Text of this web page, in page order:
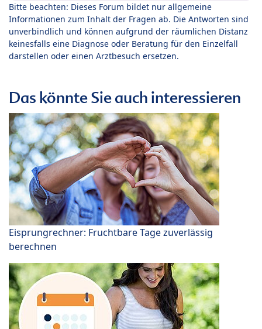
Bitte beachten: Dieses Forum bildet nur allgemeine
Informationen zum Inhalt der Fragen ab. Die Antworten sind
unverbindlich und können aufgrund der räumlichen Distanz
keinesfalls eine Diagnose oder Beratung für den Einzelfall
darstellen oder einen Arztbesuch ersetzen.
Das könnte Sie auch interessieren
Eisprungrechner: Fruchtbare Tage zuverlässig
berechnen